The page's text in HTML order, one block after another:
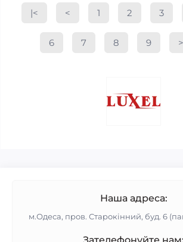
|< < 1 2 3
6 7 8 9 >
Наша адреса:
м.Одеса, пров. Старокінний, буд. 6